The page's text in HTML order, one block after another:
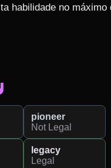
habilidade no máximo
pioneer
Not Legal
legacy
Legal